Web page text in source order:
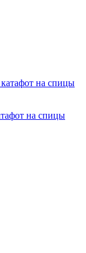
на спицы